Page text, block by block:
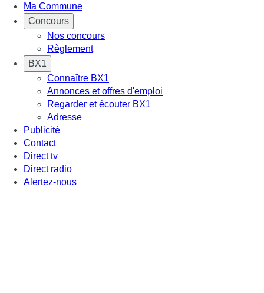
Ma Commune
Concours
Nos concours
Règlement
BX1
Connaître BX1
Annonces et offres d'emploi
Regarder et écouter BX1
Adresse
Publicité
Contact
Direct tv
Direct radio
Alertez-nous